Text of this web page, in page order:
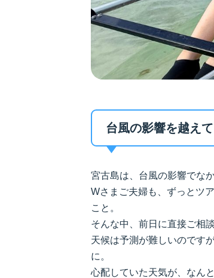
台風の影響を越え
宮古島は、台風の影響でな
Wさまご夫婦も、ずっとツ
こと。
そんな中、前日に直接ご相
天候は予測が難しいのです
に。
心配していた天気が、なん